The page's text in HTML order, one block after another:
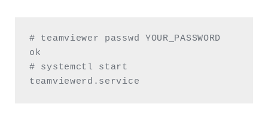
# teamviewer passwd YOUR_PASSWORD
ok
# systemctl start
teamviewerd.service